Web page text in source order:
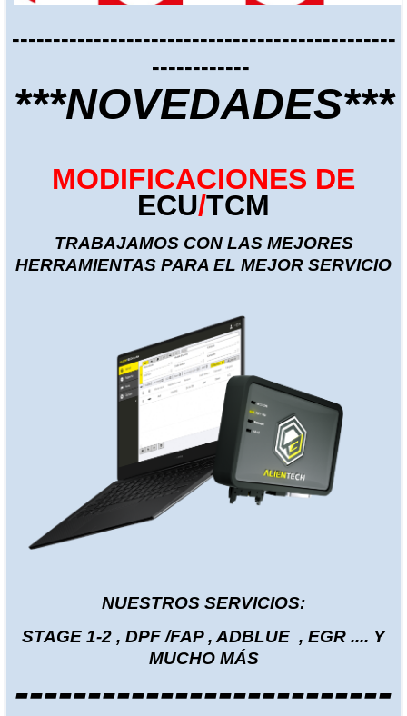
-----------------------------------------------
------------
***NOVEDADES***
MODIFICACIONES DE
ECU/TCM
TRABAJAMOS CON LAS MEJORES
HERRAMIENTAS PARA EL MEJOR SERVICIO
NUESTROS SERVICIOS:
STAGE 1-2 , DPF /FAP , ADBLUE , EGR .... Y
MUCHO MÁS
--------------------------